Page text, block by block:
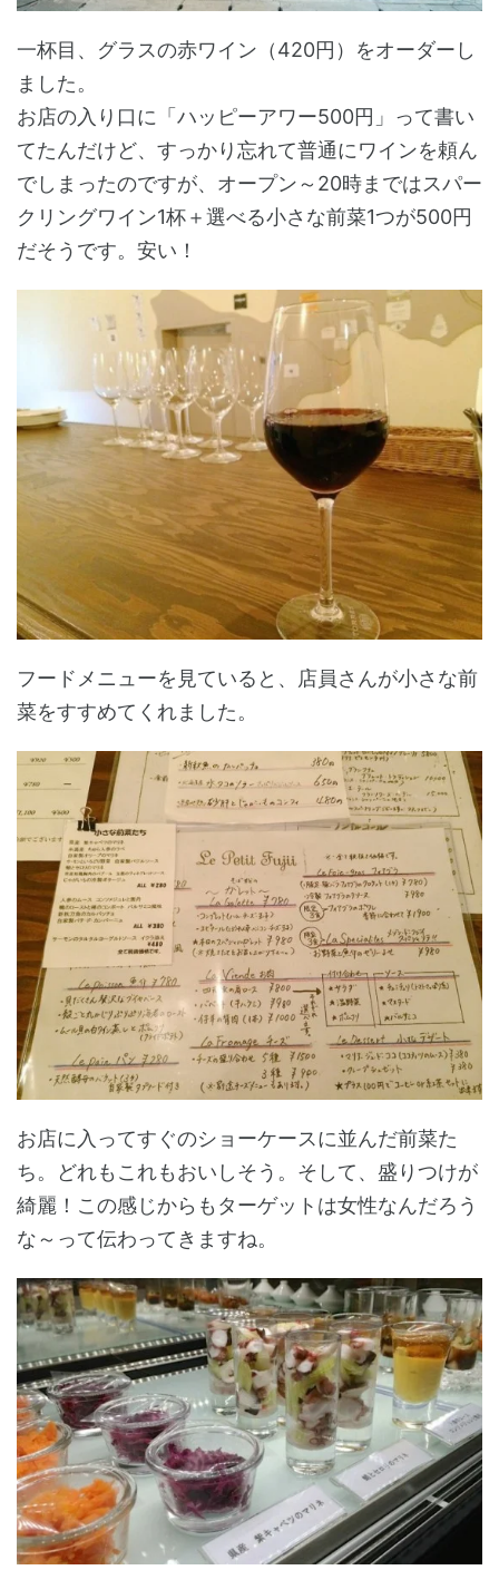
一杯目、グラスの赤ワイン（420円）をオーダーし
ました。
お店の入り口に「ハッピーアワー500円」って書い
てたんだけど、すっかり忘れて普通にワインを頼ん
でしまったのですが、オープン～20時まではスパー
クリングワイン1杯＋選べる小さな前菜1つが500円
だそうです。安い！
フードメニューを見ていると、店員さんが小さな前
菜をすすめてくれました。
お店に入ってすぐのショーケースに並んだ前菜た
ち。どれもこれもおいしそう。そして、盛りつけが
綺麗！この感じからもターゲットは女性なんだろう
な～って伝わってきますね。